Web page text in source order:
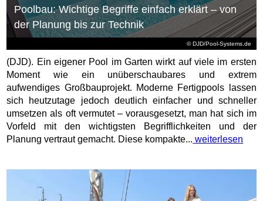
© DJD/Pool-Systems.de
Poolbau: Wichtige Begriffe einfach erklärt – von
der Planung bis zur Technik
(DJD). Ein eigener Pool im Garten wirkt auf viele im ersten
Moment wie ein unüberschaubares und extrem
aufwendiges Großbauprojekt. Moderne Fertigpools lassen
sich heutzutage jedoch deutlich einfacher und schneller
umsetzen als oft vermutet – vorausgesetzt, man hat sich im
Vorfeld mit den wichtigsten Begrifflichkeiten und der
Planung vertraut gemacht. Diese kompakte... weiterlesen